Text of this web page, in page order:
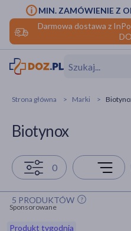
Darmowa dostawa z
MIN. ZAMÓWIENIE Z
Hit
Strona główna Marki
Biotynox
0
5 PRODUKTÓW
Sponsorowane
Produkt tygodnia